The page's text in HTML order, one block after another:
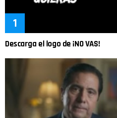
Descarga el logo de ¡NO VAS!